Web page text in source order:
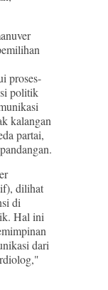
proses-
politik
kalangan
partai,
dilihat
di
Hal ini
dari